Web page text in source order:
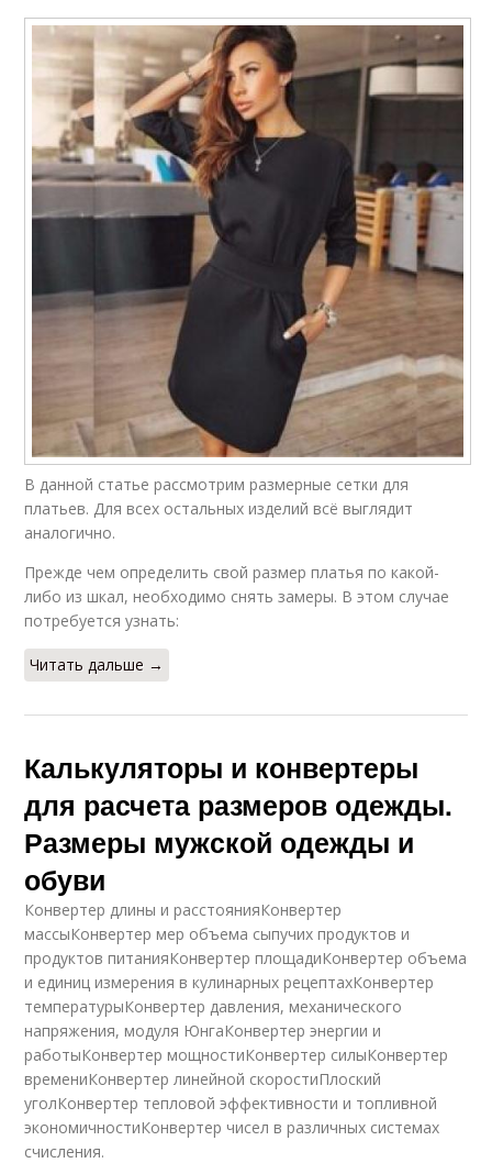
В данной статье рассмотрим размерные сетки для
платьев. Для всех остальных изделий всё выглядит
аналогично.
Прежде чем определить свой размер платья по какой-
либо из шкал, необходимо снять замеры. В этом случае
потребуется узнать:
Читать дальше →
Калькуляторы и конвертеры
для расчета размеров одежды.
Размеры мужской одежды и
обуви
Конвертер длины и расстоянияКонвертер
массыКонвертер мер объема сыпучих продуктов и
продуктов питанияКонвертер площадиКонвертер объема
и единиц измерения в кулинарных рецептахКонвертер
температурыКонвертер давления, механического
напряжения, модуля ЮнгаКонвертер энергии и
работыКонвертер мощностиКонвертер силыКонвертер
времениКонвертер линейной скоростиПлоский
уголКонвертер тепловой эффективности и топливной
экономичностиКонвертер чисел в различных системах
счисления.